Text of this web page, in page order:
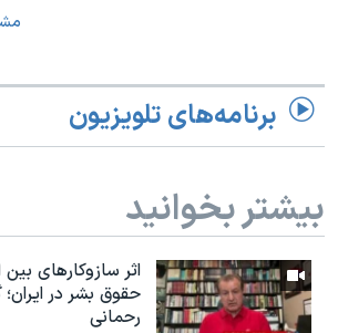
برنامه‌های تلویزیون
بیشتر بخوانید
اثر ساز‌و‌کارهای
حقوق بشر در
رحمانی